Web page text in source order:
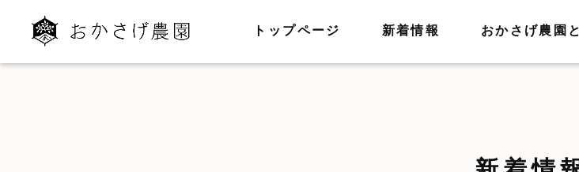
トップページ 新着情報 おかさげ農園